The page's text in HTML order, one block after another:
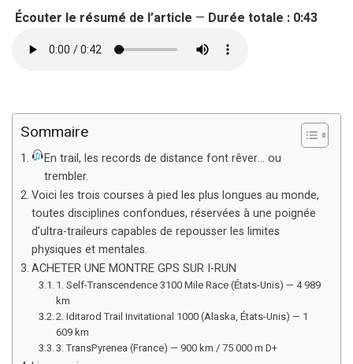
Écouter le résumé de l’article — Durée totale : 0:43
Sommaire
En trail, les records de distance font rêver… ou
trembler.
Voici les trois courses à pied les plus longues au monde,
toutes disciplines confondues, réservées à une poignée
d’ultra-traileurs capables de repousser les limites
physiques et mentales.
ACHETER UNE MONTRE GPS SUR I-RUN
1. Self-Transcendence 3100 Mile Race (États-Unis) — 4 989
km
2. Iditarod Trail Invitational 1000 (Alaska, États-Unis) — 1
609 km
3. TransPyrenea (France) — 900 km / 75 000 m D+